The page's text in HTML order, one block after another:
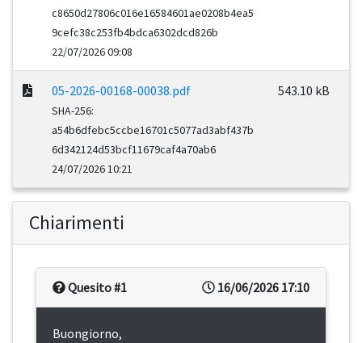
c8650d27806c016e16584601ae0208b4ea5
9cefc38c253fb4bdca6302dcd826b
22/07/2026 09:08
05-2026-00168-00038.pdf
SHA-256:
a54b6dfebc5ccbe16701c5077ad3abf437b
6d342124d53bcf11679caf4a70ab6
24/07/2026 10:21
543.10 kB
Chiarimenti
16/06/2026 17:10
Quesito #1
Buongiorno,